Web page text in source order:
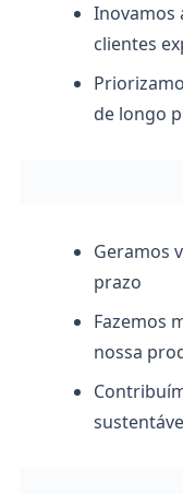
Inovamos
clientes
de longo
Geramos
prazo
Fazemos
nossa